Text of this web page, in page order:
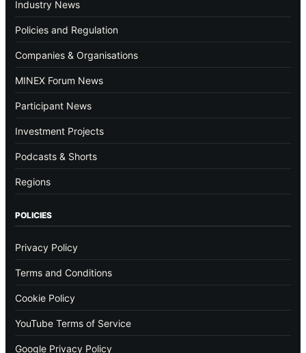
Industry News
Policies and Regulation
Companies & Organisations
MINEX Forum News
Participant News
Investment Projects
Podcasts & Shorts
Regions
POLICIES
Privacy Policy
Terms and Conditions
Cookie Policy
YouTube Terms of Service
Google Privacy Policy